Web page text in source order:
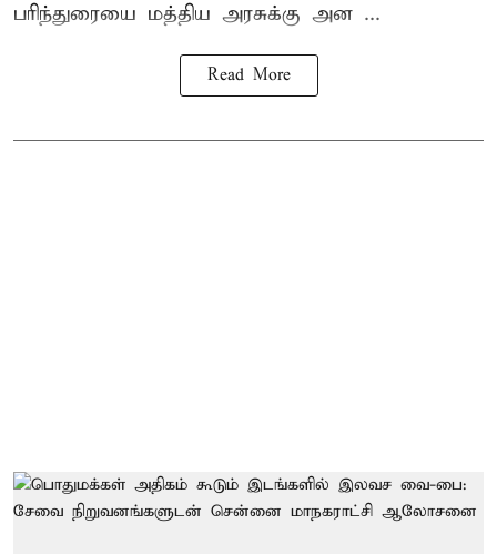
பரிந்துரையை மத்திய அரசுக்கு அன ...
Read More